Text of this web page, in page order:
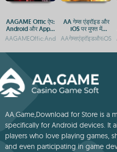
AAGAME Offic ऐप:
Android और Apple
पर डाउनलोड करें
AA गेम्स एंड्रॉइड और
iOS पर मुफ्त में
डाउनलोड करने के लिए
उपलब्ध हैं
AA.Game,Download for Store is a
specifically for Android devices. It
players who love playing games,
and even participating in game